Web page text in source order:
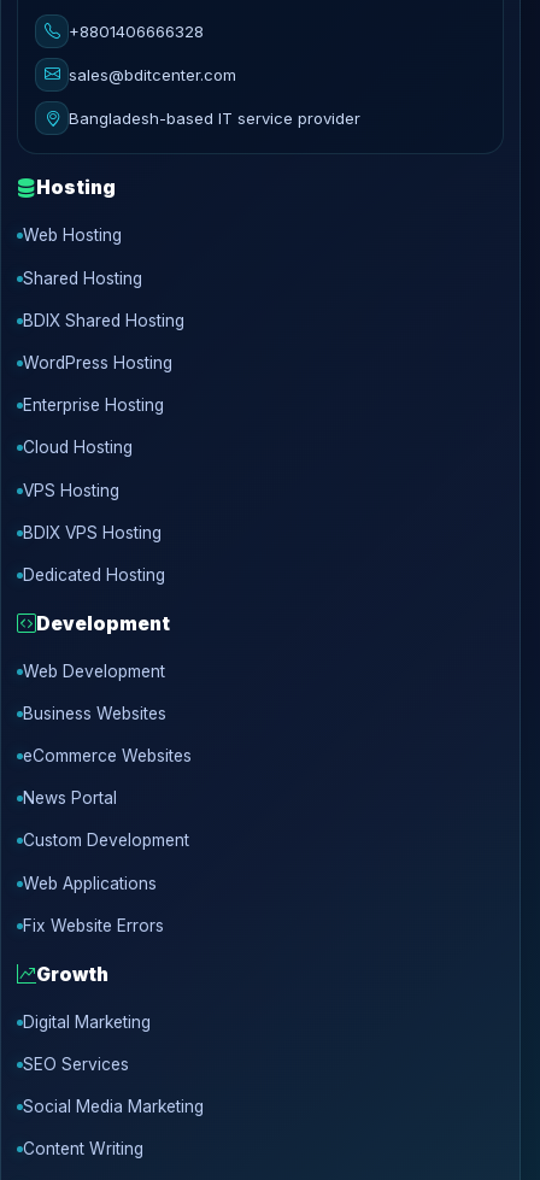
+8801406666328
sales@bditcenter.com
Bangladesh-based IT service provider
Hosting
Web Hosting
Shared Hosting
BDIX Shared Hosting
WordPress Hosting
Enterprise Hosting
Cloud Hosting
VPS Hosting
BDIX VPS Hosting
Dedicated Hosting
Development
Web Development
Business Websites
eCommerce Websites
News Portal
Custom Development
Web Applications
Fix Website Errors
Growth
Digital Marketing
SEO Services
Social Media Marketing
Content Writing